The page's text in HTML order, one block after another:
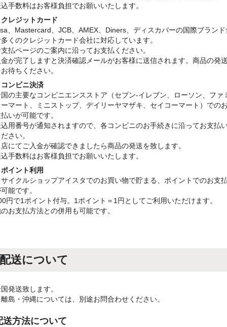
手数料はお客様負担でお願いいたします。
レジットカード
、Mastercard、JCB、AMEX、Diners、ディスカバーの国際ブランド
くのクレジットカード会社に対応しています。
払ページのご案内に沿ってお支払ください。
が完了しますと決済確認メールがお客様に送信されます。商品の発
待ちください。
ンビニ決済
の主要なコンビニエンスストア（セブン-イレブン、ローソン、ファ
マート、ミニストップ、デイリーヤマザキ、セイコーマート）での
いが可能です。
用番号が通知されますので、各コンビニのお手続きに沿ってお支払
さい。
にてご入金が確認できましたら商品の発送を致します。
手数料はお客様負担でお願いいたします。
イント利用
イクルショップアイスタでのお買い物で貯まる、ポイントでのお支
能です。
円で1ポイント付与。1ポイント＝1円としてご利用いただけます。
お支払方法との併用も可能です。
配送について
発送致します。
島・沖縄については、別途お問合わせください。
送方法について